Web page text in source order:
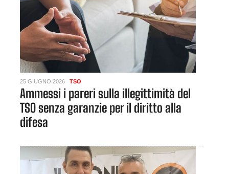
25 GIUGNO 2026 TSO
Ammessi i pareri sulla illegittimità del
TSO senza garanzie per il diritto alla
difesa